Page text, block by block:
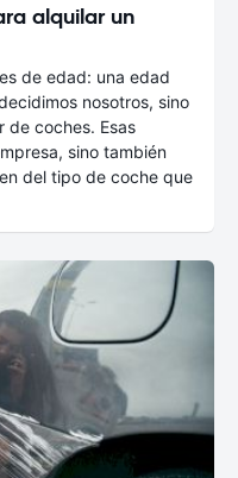
alquilar un
de edad: una edad
nosotros, sino
de coches. Esas
sino también
del tipo de coche que